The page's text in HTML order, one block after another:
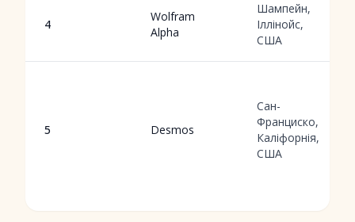
4
Wolfram
Alpha
Шампейн,
Іллінойс,
США
5 Desmos
Сан-
Франциско,
Каліфорнія,
США